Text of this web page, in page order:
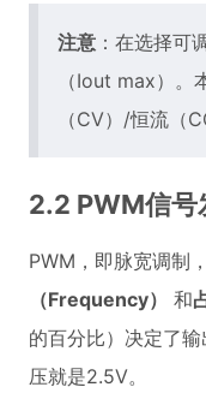
注意 ：在选择可
（Iout max）
（CV）/恒流（
2.2 PWM信号
PWM，即脉宽调制
（Frequency）
和
的百分比）决定了
压就是2.5V。